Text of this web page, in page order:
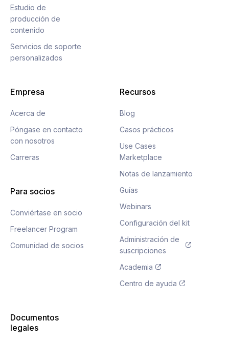
Estudio de
producción de
contenido
Servicios de soporte
personalizados
Empresa
Acerca de
Póngase en contacto
con nosotros
Carreras
Para socios
Conviértase en socio
Freelancer Program
Comunidad de socios
Recursos
Blog
Casos prácticos
Use Cases
Marketplace
Notas de lanzamiento
Guías
Webinars
Configuración del kit
Administración de
suscripciones
Academia
Centro de ayuda
Documentos
legales